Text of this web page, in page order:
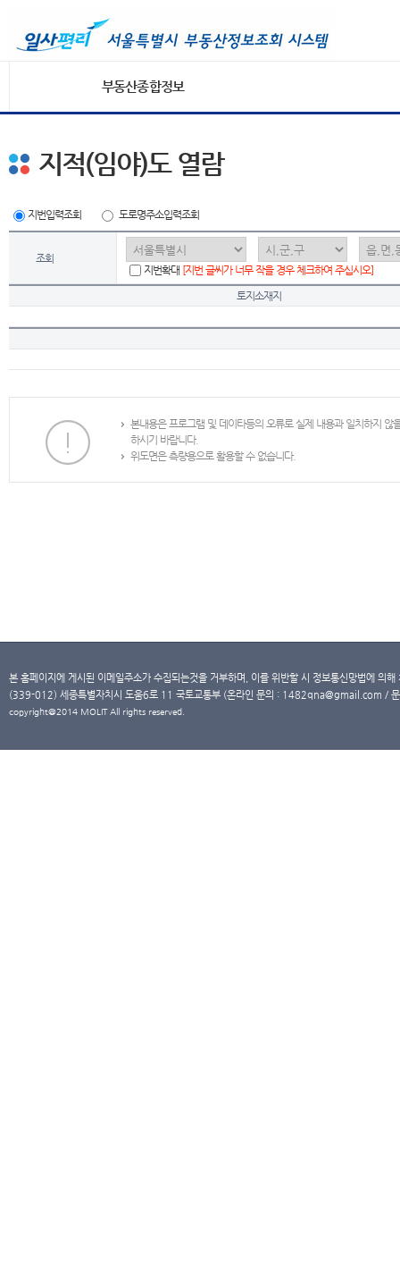
부동산종합정보
지적(임야)도 열람
지번입력조회 도로명주소입력조회
조회
지번확대 [지번 글씨가 너무 작을 경우 체크하여 주십시오]
토지소재지
본내용은 프로그램 및 데이타등의 오류로 실제 내용과 일치하지
하시기 바랍니다.
위도면은 측량용으로 활용할 수 없습니다.
본 홈페이지에 게시된 이메일주소가 수집되는것을 거부하며, 이를 위반할 시 정보통신망법에 의
(339-012) 세종특별자치시 도움6로 11 국토교통부 (온라인 문의 : 1482qna@gmail.com /
copyright@2014 MOLIT All rights reserved.